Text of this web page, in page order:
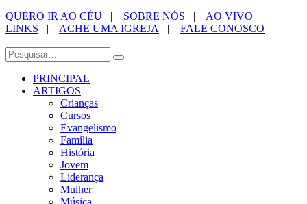
QUERO IR AO CÉU | SOBRE NÓS | AO VIVO |
LINKS | ACHE UMA IGREJA | FALE CONOSCO
PRINCIPAL
ARTIGOS
Crianças
Cursos
Evangelismo
Família
História
Jovem
Liderança
Mulher
Música